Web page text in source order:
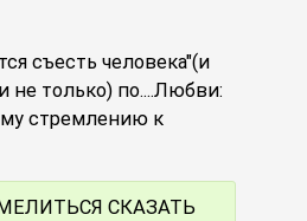
съесть человека"(и
не только) по....Любви:
стремлению к
СКАЗАТЬ